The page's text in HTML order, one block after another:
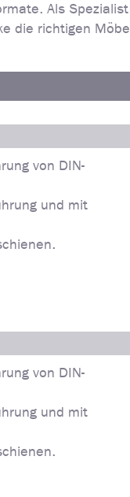
Als
die richtigen
von DIN-
und mit
von DIN-
und mit